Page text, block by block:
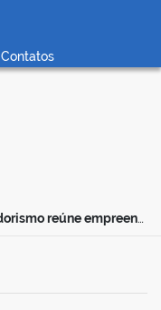
Contatos
Clube de Empreendedorismo reúne empreendedores e acadêmicos para planejar ações em 2025